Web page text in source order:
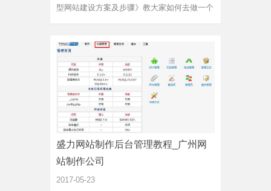
型网站建设方案及步骤》教大家如何去做一个
盛力网站制作后台管理教程_广州网
站制作公司
2017-05-23